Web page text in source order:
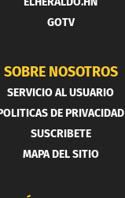
GOTV
SOBRE NOSOTROS
SERVICIO AL USUARIO
DE PRIVACIDAD
SUSCRIBETE
MAPA DEL SITIO